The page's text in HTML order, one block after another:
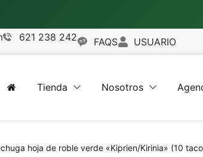
621 238 242 FAQS USUARIO
Tienda Nosotros
hoja de roble verde «Kiprien/Kirinia» (10